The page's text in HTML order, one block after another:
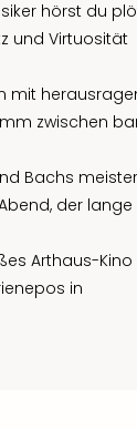
hörst du
und Virtuosität
mit
zwischen
Bachs
der lange
Arthaus-Kino
in